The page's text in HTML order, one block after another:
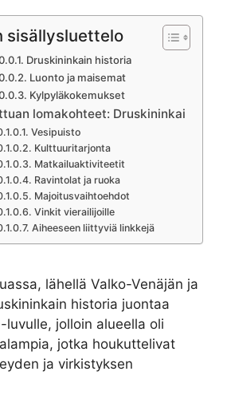
sisällysluettelo
Druskininkain historia
Luonto ja maisemat
Kylpyläkokemukset
lomakohteet: Druskininkai
Vesipuisto
Kulttuuritarjonta
Matkailuaktiviteetit
Ravintolat ja ruoka
Majoitusvaihtoehdot
Vinkit vierailijoille
Aiheeseen liittyviä linkkejä
lähellä Valko-Venäjän ja
historia juontaa
luvulle, jolloin alueella oli
jotka houkuttelivat
ja virkistyksen